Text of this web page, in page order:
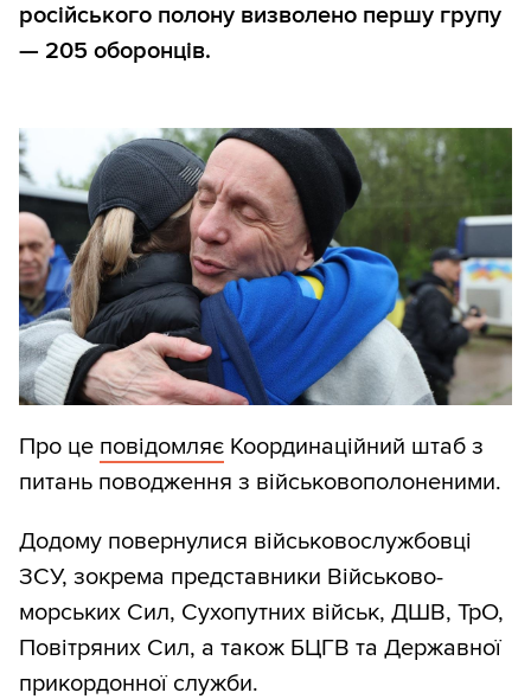
російського полону визволено першу групу
— 205 оборонців.
Про це повідомляє Координаційний штаб з
питань поводження з військовополоненими.
Додому повернулися військовослужбовці
ЗСУ, зокрема представники Військово-
морських Сил, Сухопутних військ, ДШВ, ТрО,
Повітряних Сил, а також БЦГВ та Державної
прикордонної служби.